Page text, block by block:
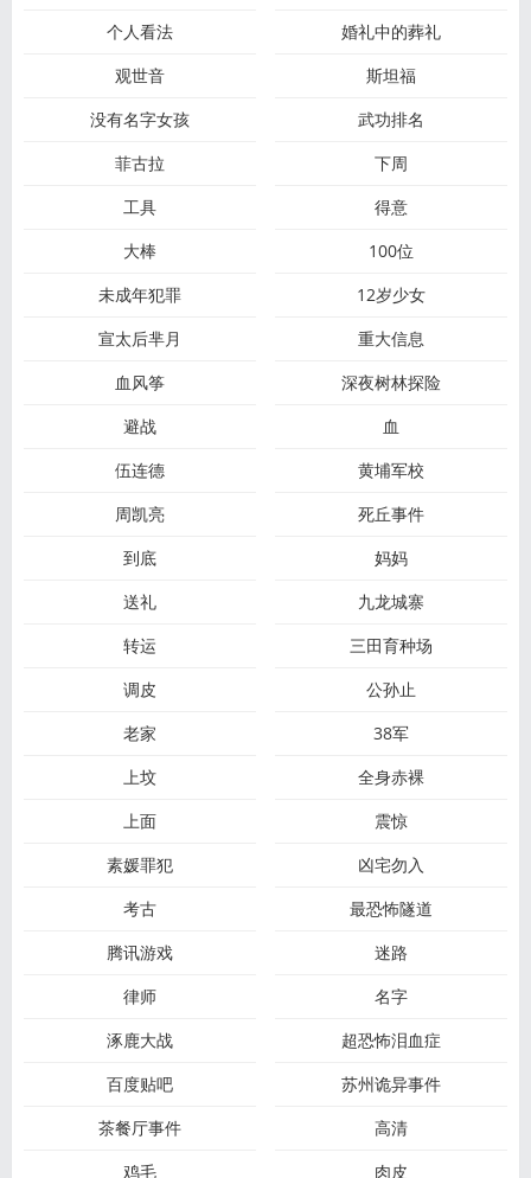
个人看法
婚礼中的葬礼
观世音
斯坦福
没有名字女孩
武功排名
菲古拉
下周
工具
得意
大棒
100位
未成年犯罪
12岁少女
宣太后芈月
重大信息
血风筝
深夜树林探险
避战
血
伍连德
黄埔军校
周凯亮
死丘事件
到底
妈妈
送礼
九龙城寨
转运
三田育种场
调皮
公孙止
老家
38军
上坟
全身赤裸
上面
震惊
素媛罪犯
凶宅勿入
考古
最恐怖隧道
腾讯游戏
迷路
律师
名字
涿鹿大战
超恐怖泪血症
百度贴吧
苏州诡异事件
茶餐厅事件
高清
鸡毛
肉皮